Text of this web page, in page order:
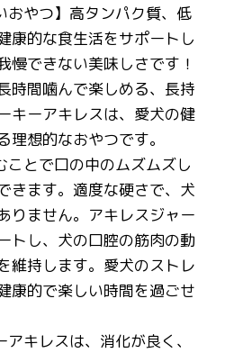
おやつ】高タンパク質、低
康的な食生活をサポートし
慢できない美味しさです！
時間噛んで楽しめる、長持
キーアキレスは、愛犬の健
理想的なおやつです。
とで口の中のムズムズし
きます。適度な硬さで、犬
りません。アキレスジャー
トし、犬の口腔の筋肉の動
維持します。愛犬のストレ
康的で楽しい時間を過ごせ
キレスは、消化が良く、